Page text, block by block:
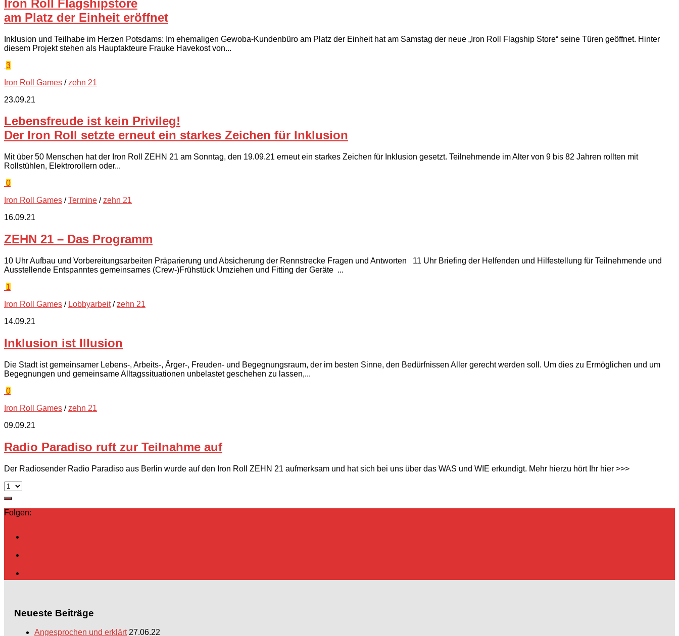
Iron Roll Flagshipstore
am Platz der Einheit eröffnet
Inklusion und Teilhabe im Herzen Potsdams: Im ehemaligen Gewoba-Kundenbüro am Platz der Einheit hat am Samstag der neue „Iron Roll Flagship Store“ seine Türen geöffnet. Hinter
diesem Projekt stehen als Hauptakteure Frauke Havekost von...
3
Iron Roll Games / zehn 21
23.09.21
Lebensfreude ist kein Privileg!
Der Iron Roll setzte erneut ein starkes Zeichen für Inklusion
Mit über 50 Menschen hat der Iron Roll ZEHN 21 am Sonntag, den 19.09.21 erneut ein starkes Zeichen für Inklusion gesetzt. Teilnehmende im Alter von 9 bis 82 Jahren rollten mit
Rollstühlen, Elektrorollern oder...
0
Iron Roll Games /Termine / zehn 21
16.09.21
ZEHN 21 – Das Programm
10 Uhr Aufbau und Vorbereitungsarbeiten Präparierung und Absicherung der Rennstrecke Fragen und Antworten 11 Uhr Briefing der Helfenden und Hilfestellung für Teilnehmende und
Ausstellende Entspanntes gemeinsames (Crew-)Frühstück Umziehen und Fitting der Geräte ...
1
Iron Roll Games / Lobbyarbeit/ zehn 21
14.09.21
Inklusion ist Illusion
Die Stadt ist gemeinsamer Lebens-, Arbeits-, Ärger-, Freuden- und Begegnungsraum, der im besten Sinne, den Bedürfnissen Aller gerecht werden soll. Um dies zu Ermöglichen und um
Begegnungen und gemeinsame Alltagssituationen unbelastet geschehen zu lassen,...
0
Iron Roll Games / zehn 21
09.09.21
Radio Paradiso ruft zur Teilnahme auf
Der Radiosender Radio Paradiso aus Berlin wurde auf den Iron Roll ZEHN 21 aufmerksam und hat sich bei uns über das WAS und WIE erkundigt. Mehr hierzu hört Ihr hier >>>
Folgen:
Neueste Beiträge
Angesprochen und erklärt 27.06.22